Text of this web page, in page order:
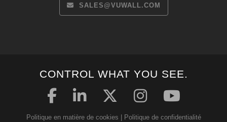
SALES@VUWALL.COM
CONTROL WHAT YOU SEE.
Politique en matière de cookies Politique de confidentialité
Deutsch
Español